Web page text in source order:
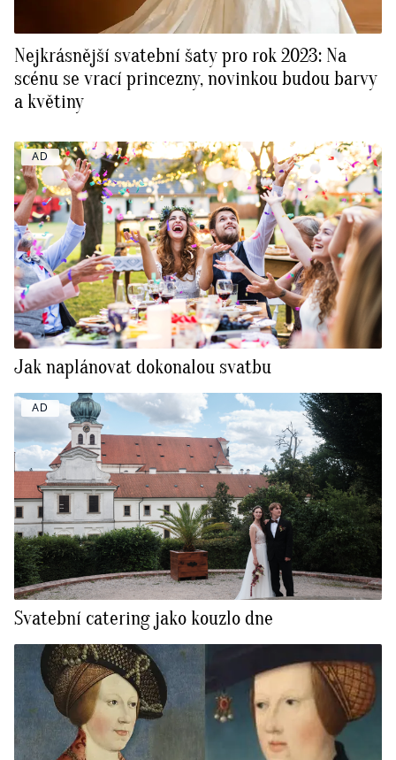
Nejkrásnější svatební šaty pro rok 2023: Na
scénu se vrací princezny, novinkou budou barvy
a květiny
AD
Jak naplánovat dokonalou svatbu
AD
Svatební catering jako kouzlo dne